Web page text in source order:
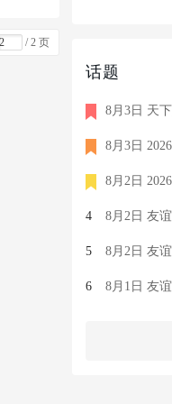
/ 2 页
话题
8月3日 天下足球（
8月3日 2026美加墨
8月2日 2026美加墨
4 8月2日 友谊赛 赫
5 8月2日 友谊赛 皇马
6 8月1日 友谊赛